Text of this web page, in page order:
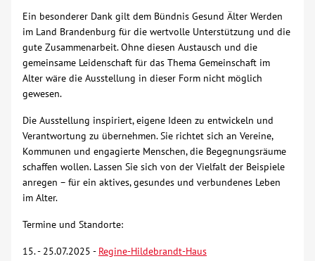
Glossar
Suche
Kontakt
AWO BB Süd
Ein besonderer Dank gilt dem Bündnis Gesund Älter Werden
im Land Brandenburg für die wertvolle Unterstützung und die
gute Zusammenarbeit. Ohne diesen Austausch und die
gemeinsame Leidenschaft für das Thema Gemeinschaft im
Alter wäre die Ausstellung in dieser Form nicht möglich
gewesen.
Die Ausstellung inspiriert, eigene Ideen zu entwickeln und
Verantwortung zu übernehmen. Sie richtet sich an Vereine,
Kommunen und engagierte Menschen, die Begegnungsräume
schaffen wollen. Lassen Sie sich von der Vielfalt der Beispiele
anregen – für ein aktives, gesundes und verbundenes Leben
im Alter.
Termine und Standorte:
15. - 25.07.2025 - Regine-Hildebrandt-Haus